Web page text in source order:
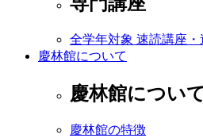
全学年対象 速読講座
慶林館について
慶林館について
慶林館の特徴